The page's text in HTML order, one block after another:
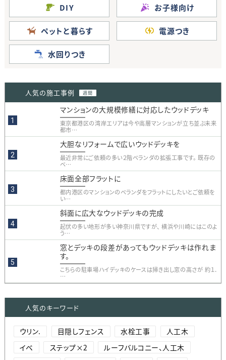
DIY お子様向け
ペットと暮らす 電源つき
水回りつき
人気の施工事例 週間
マンションの大規模修繕に対応したウッドデッキ
東京都港区の湾岸エリアは今や高層マンションが立ち並ぶ未来
都市…
大胆なリフォームで広いウッドデッキを
最近非常にご依頼の多い２階ベランダの拡張工事です。 既存の
ベ…
床面全部フラットに
都内港区のマンションのベランダをフラットにしたいとご依頼を
い…
斜面に広大なウッドデッキの完成
起伏の多い地形が多い神奈川県ですが、 横浜や川崎にはこのよ
う…
窓とデッキの段差があってもウッドデッキは作れま
す。
こちらの駐車場ハイデッキのケースは掃き出し窓の高さが 約１．
…
人気のキーワード
ウリン. 目隠しフェンス 水栓工事
人工木
イベ
ステップ×2
ルーフバルコニー、人工木